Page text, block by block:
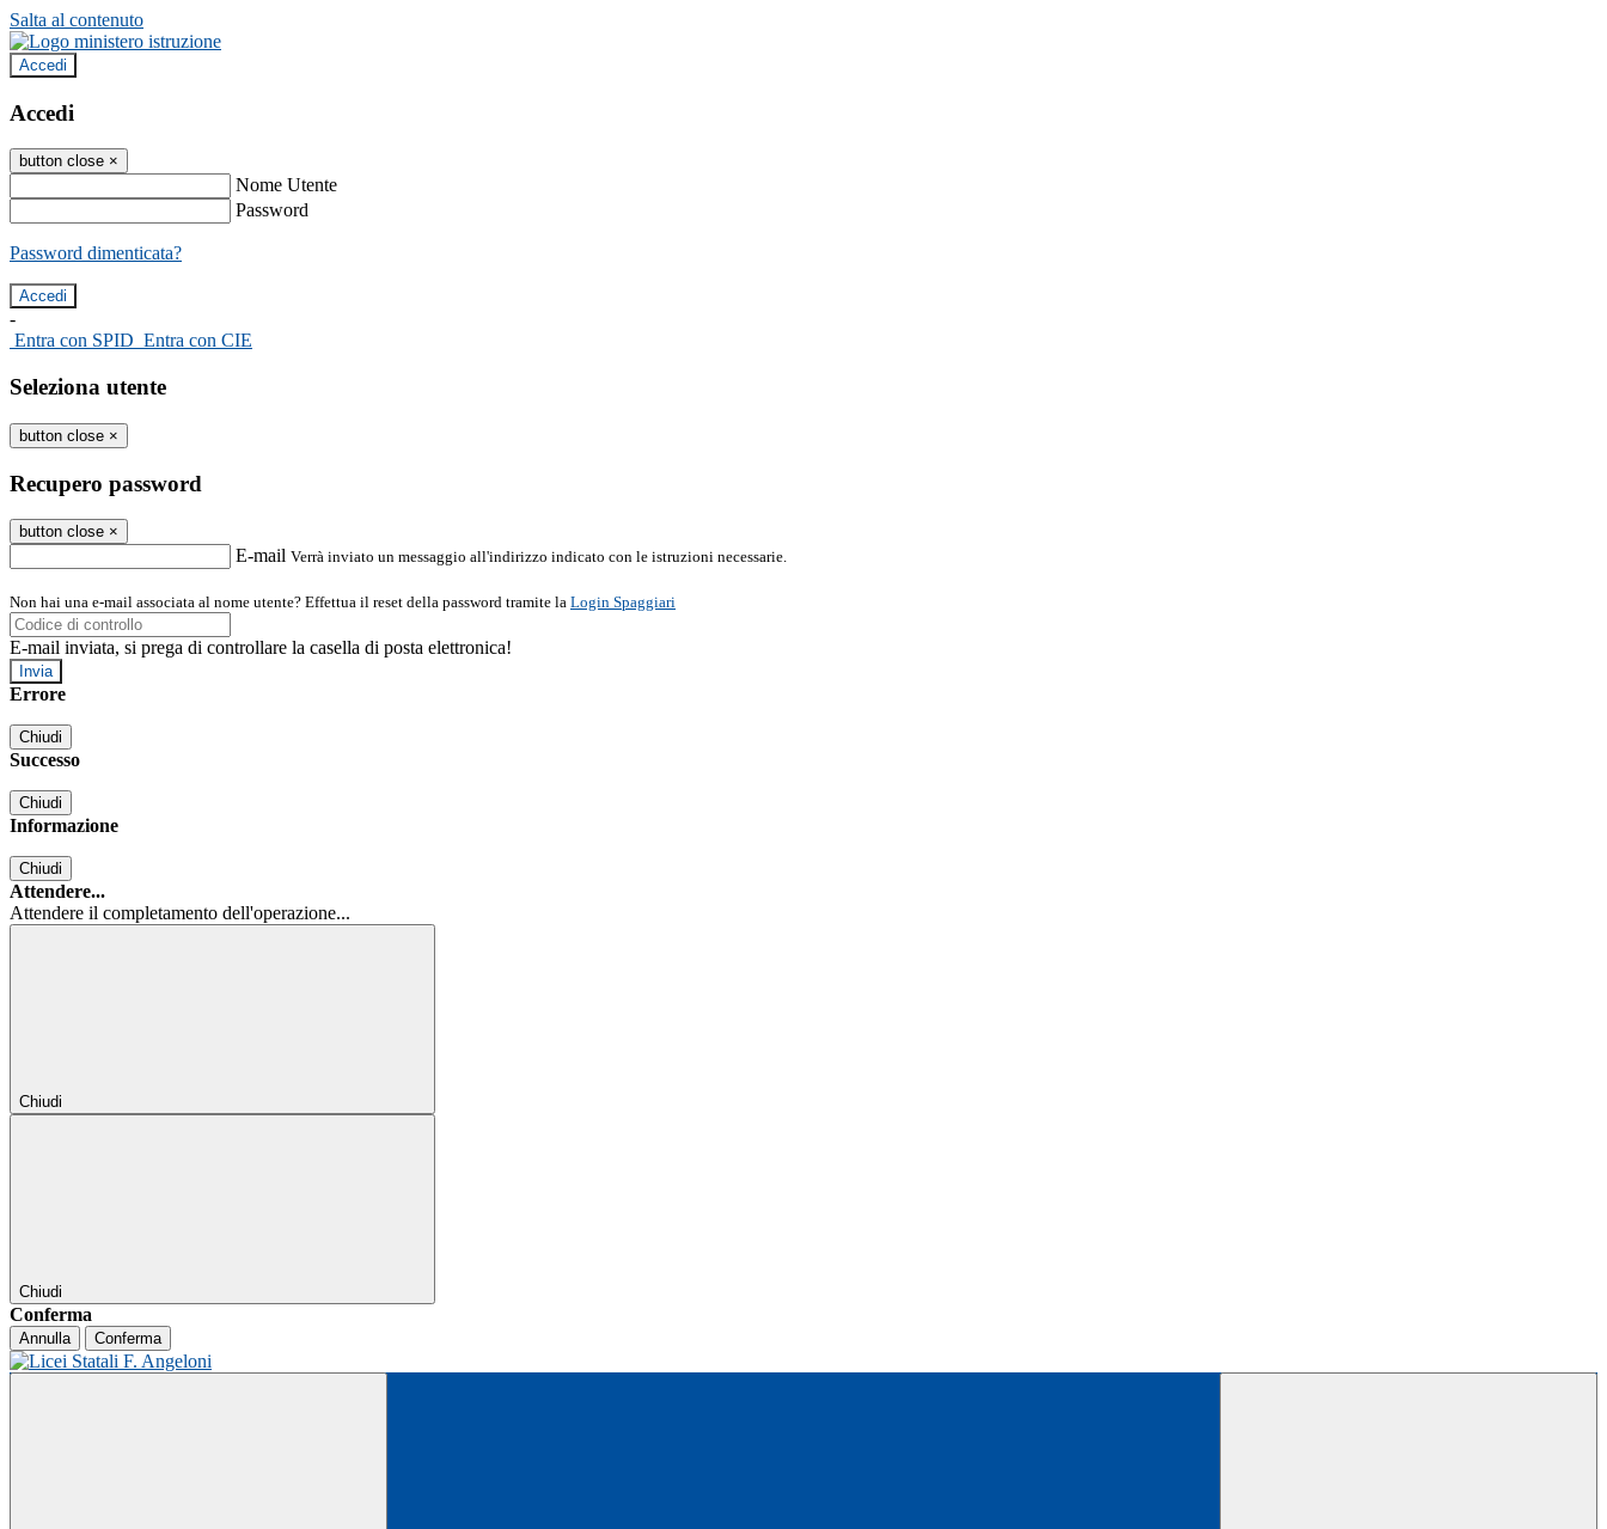
Salta al contenuto
Accedi
Accedi
button close ×
Nome Utente
Password
Password dimenticata?
-
Entra con SPID Entra con CIE
Seleziona utente
button close ×
Recupero password
button close ×
E-mail Verrà inviato un messaggio all'indirizzo indicato con le istruzioni necessarie.
Non hai una e-mail associata al nome utente? Effettua il reset della password tramite la Login Spaggiari
E-mail inviata, si prega di controllare la casella di posta elettronica!
Errore
Chiudi
Successo
Chiudi
Informazione
Chiudi
Attendere...
Attendere il completamento dell'operazione...
Chiudi
Chiudi
Conferma
Annulla Conferma